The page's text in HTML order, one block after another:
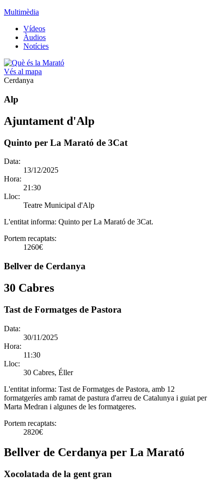
Multimèdia
Vídeos
Àudios
Notícies
Vés al mapa
Cerdanya
Alp
Ajuntament d'Alp
Quinto per La Marató de 3Cat
Data:
13/12/2025
Hora:
21:30
Lloc:
Teatre Municipal d'Alp
L'entitat informa: Quinto per La Marató de 3Cat.
Portem recaptats:
1260€
Bellver de Cerdanya
30 Cabres
Tast de Formatges de Pastora
Data:
30/11/2025
Hora:
11:30
Lloc:
30 Cabres, Éller
L'entitat informa: Tast de Formatges de Pastora, amb 12
formatgeríes amb ramat de pastura d'arreu de Catalunya i guiat per
Marta Medran i algunes de les formatgeres.
Portem recaptats:
2820€
Bellver de Cerdanya per La Marató
Xocolatada de la gent gran